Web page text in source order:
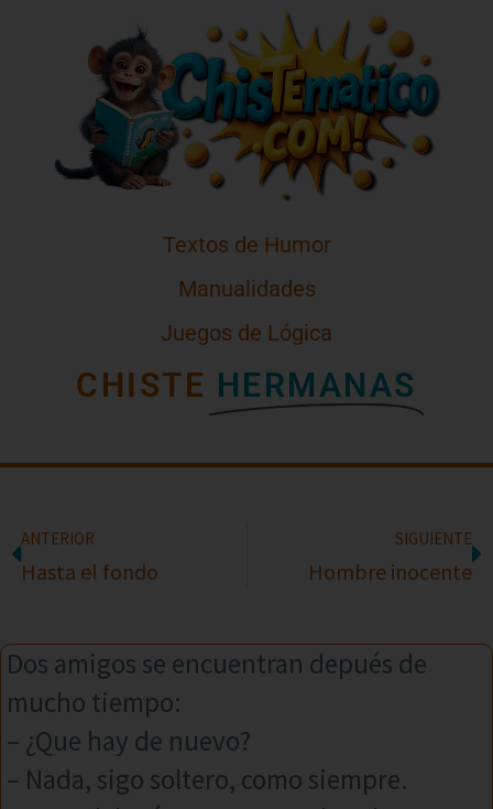
Textos de Humor
Manualidades
Juegos de Lógica
CHISTE HERMANAS
ANTERIOR
Hasta el fondo
SIGUIENTE
Hombre inocente
Dos amigos se encuentran depués de
mucho tiempo:
– ¿Que hay de nuevo?
– Nada, sigo soltero, como siempre.